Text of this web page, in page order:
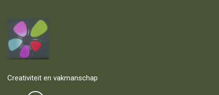
Creativiteit en vakmanschap